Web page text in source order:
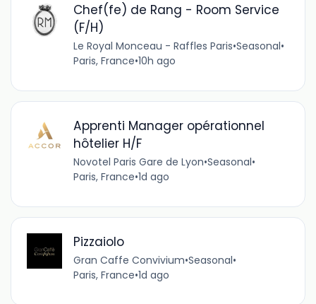
Chef(fe) de Rang - Room Service
(F/H)
Le Royal Monceau - Raffles Paris•Seasonal•
Paris, France•10h ago
Apprenti Manager opérationnel
hôtelier H/F
Novotel Paris Gare de Lyon•Seasonal•
Paris, France•1d ago
Pizzaiolo
Gran Caffe Convivium•Seasonal•
Paris, France•1d ago